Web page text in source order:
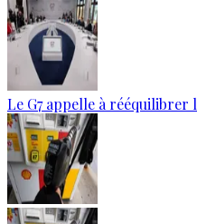
Le G7 appelle à rééquilibrer